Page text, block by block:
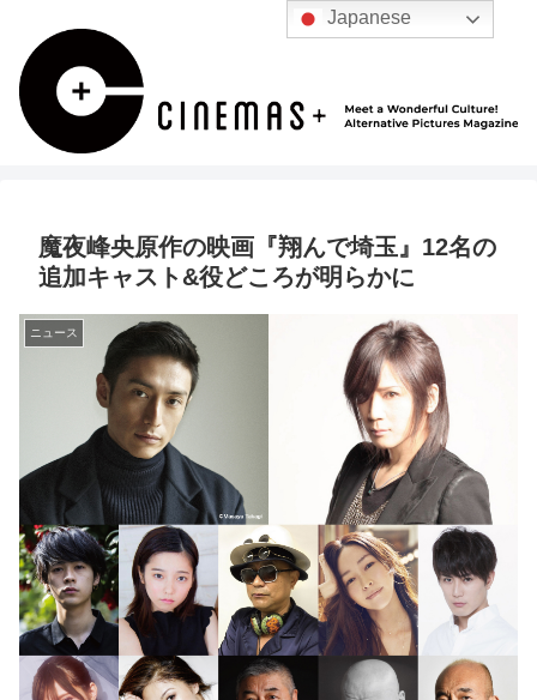
魔夜峰央原作の映画『翔んで埼玉』12名の
追加キャスト&役どころが明らかに
ニュース
Japanese